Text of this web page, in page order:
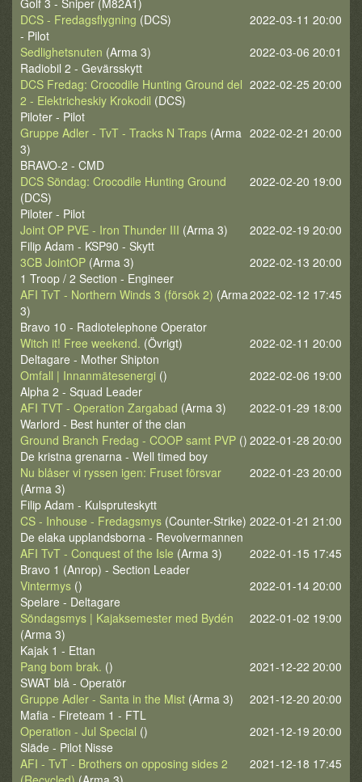
Golf 3 - Sniper (M82A1)
2022-03-11 20:00
DCS - Fredagsflygning (DCS)
- Pilot
2022-03-06 20:01
Sedlighetsnuten (Arma 3)
Radiobil 2 - Gevärsskytt
2022-02-25 20:00
DCS Fredag: Crocodile Hunting Ground del
2 - Elektricheskiy Krokodil (DCS)
Piloter - Pilot
2022-02-21 20:00
Gruppe Adler - TvT - Tracks N Traps (Arma
3)
BRAVO-2 - CMD
2022-02-20 19:00
DCS Söndag: Crocodile Hunting Ground
(DCS)
Piloter - Pilot
2022-02-19 20:00
Joint OP PVE - Iron Thunder III (Arma 3)
Filip Adam - KSP90 - Skytt
2022-02-13 20:00
3CB JointOP (Arma 3)
1 Troop / 2 Section - Engineer
2022-02-12 17:45
AFI TvT - Northern Winds 3 (försök 2) (Arma
3)
Bravo 10 - Radiotelephone Operator
2022-02-11 20:00
Witch it! Free weekend. (Övrigt)
Deltagare - Mother Shipton
2022-02-06 19:00
Omfall | Innanmätesenergi ()
Alpha 2 - Squad Leader
2022-01-29 18:00
AFI TVT - Operation Zargabad (Arma 3)
Warlord - Best hunter of the clan
2022-01-28 20:00
Ground Branch Fredag - COOP samt PVP ()
De kristna grenarna - Well timed boy
2022-01-23 20:00
Nu blåser vi ryssen igen: Fruset försvar
(Arma 3)
Filip Adam - Kulspruteskytt
2022-01-21 21:00
CS - Inhouse - Fredagsmys (Counter-Strike)
De elaka upplandsborna - Revolvermannen
2022-01-15 17:45
AFI TvT - Conquest of the Isle (Arma 3)
Bravo 1 (Anrop) - Section Leader
2022-01-14 20:00
Vintermys ()
Spelare - Deltagare
2022-01-02 19:00
Söndagsmys | Kajaksemester med Bydén
(Arma 3)
Kajak 1 - Ettan
2021-12-22 20:00
Pang bom brak. ()
SWAT blå - Operatör
2021-12-20 20:00
Gruppe Adler - Santa in the Mist (Arma 3)
Mafia - Fireteam 1 - FTL
2021-12-19 20:00
Operation - Jul Special ()
Släde - Pilot Nisse
2021-12-18 17:45
AFI - TvT - Brothers on opposing sides 2